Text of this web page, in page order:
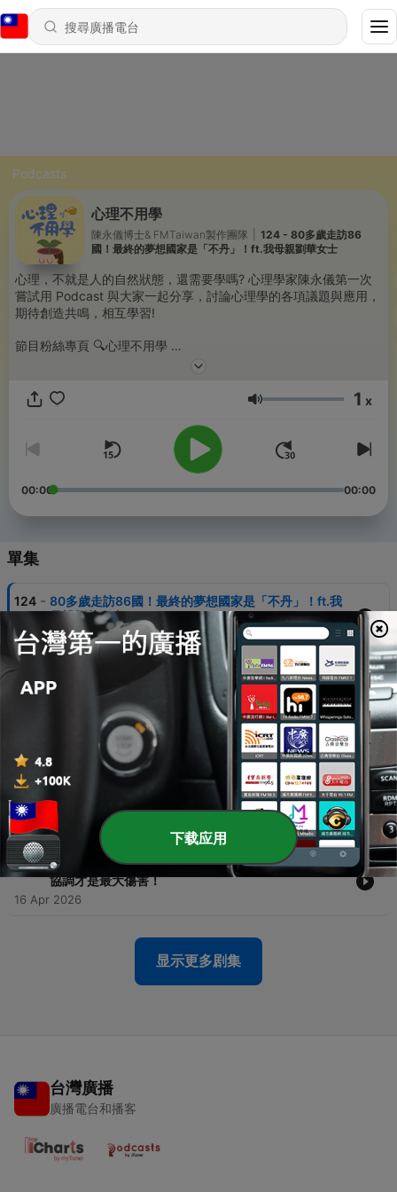
Podcasts
心理不用學
陳永儀博士& FMTaiwan製作團隊
124 - 80多歲走訪86
國！最終的夢想國家是「不丹」！ft.我母親劉華女士
心理，不就是人的自然狀態，還需要學嗎? 心理學家陳永儀第一次
嘗試用 Podcast 與大家一起分享，討論心理學的各項議題與應用，
期待創造共鳴，相互學習!
節目粉絲專頁 🔍心理不用學
心理不用學IG:https://reurl.cc/WrQq2L
Powered by Firstory Hosting
音量 1 x
00:00 00:00
單集
124 - 80多歲走訪86國！最終的夢想國家是「不丹」！ft.我
母親劉華女士
14 May 2026
成年後再次同住！性格迥異的家人如何相處？ ft.我母
親劉華女士
超級銷售員也能是內向 I 人，銷售冠軍的三把「金鑰
匙」！ ft.徐昭卿
30 Apr 2026
121 「孤單」已經成為流行病？如何幫助孩子將來不孤單?
23 Apr 2026
120 - 孩子的生理健康竟然跟父親更相關！？共同養育間的不
協調才是最大傷害！
16 Apr 2026
显示更多剧集
台灣廣播
廣播電台和播客
下载应用